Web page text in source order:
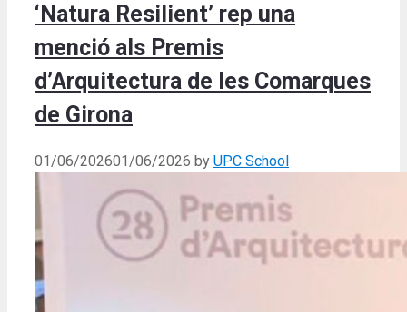
‘Natura Resilient’ rep una
menció als Premis
d’Arquitectura de les Comarques
de Girona
01/06/202601/06/2026 by UPC School